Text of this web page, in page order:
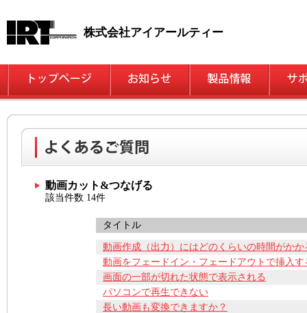
株式会社アイアールティー
動画カット&つなげる
該当件数 14件
タイトル
動画作成（出力）にはどのくらいの時間がかか
動画をフェードイン・フェードアウトで挿入
画面の一部が切れた状態で表示される
パソコンで再生できない
長い動画も変換できますか？